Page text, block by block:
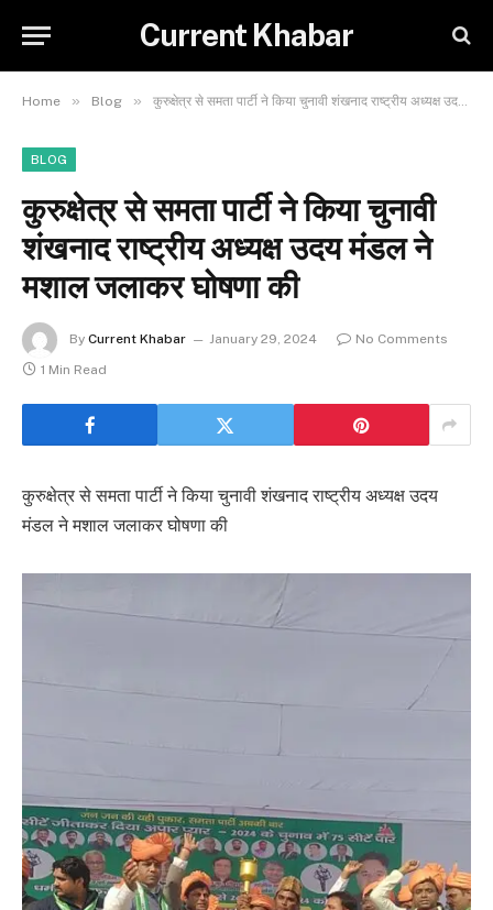
Current Khabar
Home » Blog » कुरुक्षेत्र से समता पार्टी ने किया चुनावी शंखनाद राष्ट्रीय अध्यक्ष उदय मंडल ने मशाल जलाकर घोषणा की
BLOG
कुरुक्षेत्र से समता पार्टी ने किया चुनावी
शंखनाद राष्ट्रीय अध्यक्ष उदय मंडल ने
मशाल जलाकर घोषणा की
By Current Khabar January 29, 2024
No Comments
1 Min Read
कुरुक्षेत्र से समता पार्टी ने किया चुनावी शंखनाद राष्ट्रीय अध्यक्ष उदय
मंडल ने मशाल जलाकर घोषणा की